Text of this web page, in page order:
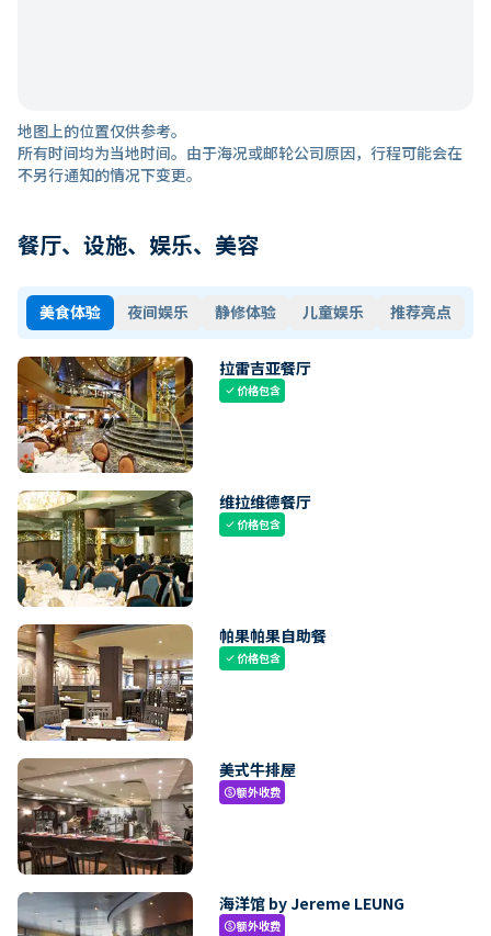
地图上的位置仅供参考。
所有时间均为当地时间。由于海况或邮轮公司原因，行程可能会在
不另行通知的情况下变更。
餐厅、设施、娱乐、美容
美食体验 夜间娱乐 静修体验 儿童娱乐 推荐亮点
拉雷吉亚餐厅
check价格包含
维拉维德餐厅
check价格包含
帕果帕果自助餐
check价格包含
美式牛排屋
paid额外收费
海洋馆 by Jereme LEUNG
paid额外收费